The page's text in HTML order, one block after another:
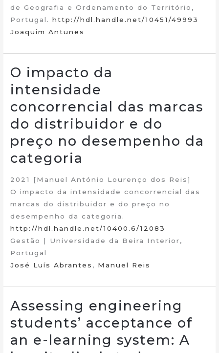
de Geografia e Ordenamento do Território,
Portugal.http://hdl.handle.net/10451/49993
Joaquim Antunes
O impacto da
intensidade
concorrencial das marcas
do distribuidor e do
preço no desempenho da
categoria
2021 [Manuel António Lourenço dos Reis]
O impacto da intensidade concorrencial das
marcas do distribuidor e do preço no
desempenho da categoria.
http://hdl.handle.net/10400.6/12083
Gestão | Universidade da Beira Interior,
Portugal
José Luís Abrantes , Manuel Reis
Assessing engineering
students’ acceptance of
an e-learning system: A